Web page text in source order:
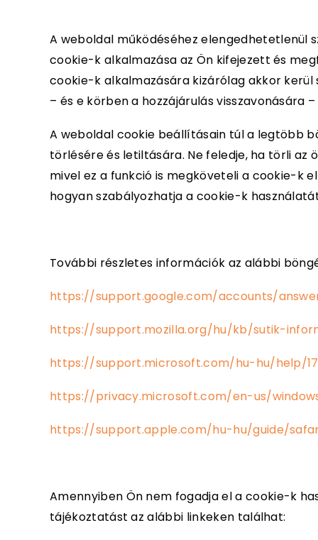
A weboldal működéséhez elengedhetetlenül
cookie-k alkalmazása az Ön kifejezett és
cookie-k alkalmazására kizárólag akkor
– és e körben a hozzájárulás visszavonására
A weboldal cookie beállításain túl a legtöbb
törlésére és letiltására. Ne feledje, ha törli
mivel ez a funkció is megköveteli a cookie-k
hogyan szabályozhatja a cookie-k
További részletes információk az alábbi
https://support.google.com/accounts/
https://support.mozilla.org/hu/kb/sutik-
https://support.microsoft.com/hu-hu/help/
https://privacy.microsoft.com/en-us/
https://support.apple.com/hu-hu/guide/
Amennyiben Ön nem fogadja el a cookie-k
tájékoztatást az alábbi linkeken találhat: